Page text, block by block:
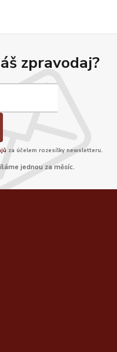
zpravodaj?
za účelem rozesílky newsletteru.
jednou za měsíc.